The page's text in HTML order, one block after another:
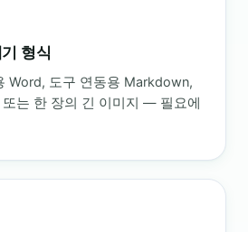
형식
Word, 도구 연동용 Markdown,
또는 한 장의 긴 이미지 — 필요에